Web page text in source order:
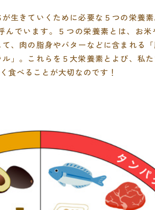
生きていくために必要な５つの栄養
でいます。５つの栄養素とは、お
、肉の脂身やバターなどに含まれる
」。これらを５大栄養素とよび、私
食べることが大切なのです！